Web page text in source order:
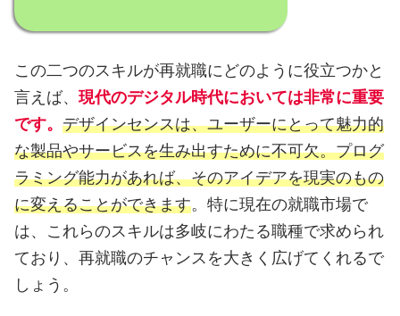
この二つのスキルが再就職にどのように役立つかと
言えば、 現代のデジタル時代においては非常に重要
です。 デザインセンスは、ユーザーにとって魅力的
な製品やサービスを生み出すために不可欠。プログ
ラミング能力があれば、そのアイデアを現実のもの
に変えることができます。特に現在の就職市場で
は、これらのスキルは多岐にわたる職種で求められ
ており、再就職のチャンスを大きく広げてくれるで
しょう。